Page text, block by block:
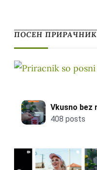
ПОСЕН ПРИРАЧНИК